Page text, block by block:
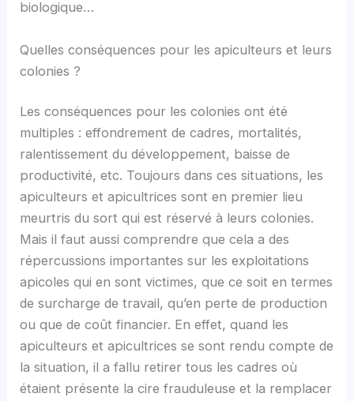
biologique…
Quelles conséquences pour les apiculteurs et leurs
colonies ?
Les conséquences pour les colonies ont été
multiples : effondrement de cadres, mortalités,
ralentissement du développement, baisse de
productivité, etc. Toujours dans ces situations, les
apiculteurs et apicultrices sont en premier lieu
meurtris du sort qui est réservé à leurs colonies.
Mais il faut aussi comprendre que cela a des
répercussions importantes sur les exploitations
apicoles qui en sont victimes, que ce soit en termes
de surcharge de travail, qu’en perte de production
ou que de coût financier. En effet, quand les
apiculteurs et apicultrices se sont rendu compte de
la situation, il a fallu retirer tous les cadres où
étaient présente la cire frauduleuse et la remplacer